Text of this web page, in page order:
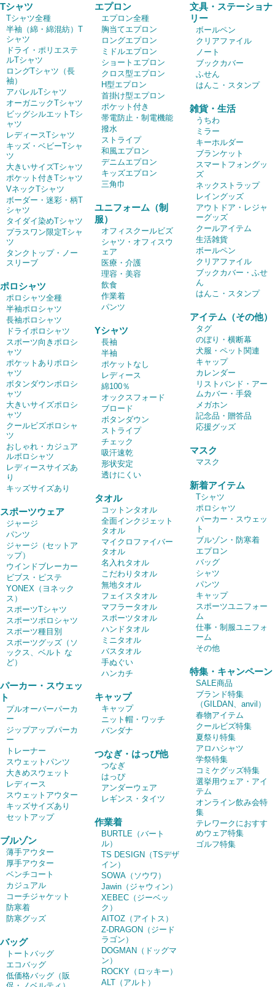
Tシャツ
Tシャツ全種
半袖（綿・綿混紡）T
シャツ
ドライ・ポリエステ
ルTシャツ
ロングTシャツ（長
袖）
アパレルTシャツ
オーガニックTシャツ
ビッグシルエットTシ
ャツ
レディースTシャツ
キッズ・ベビーTシャ
ツ
大きいサイズTシャツ
ポケット付きTシャツ
VネックTシャツ
ボーダー・迷彩・柄T
シャツ
タイダイ染めTシャツ
プラスワン限定Tシャ
ツ
タンクトップ・ノー
スリーブ
ポロシャツ
ポロシャツ全種
半袖ポロシャツ
長袖ポロシャツ
ドライポロシャツ
スポーツ向きポロシ
ャツ
ポケットありポロシ
ャツ
ボタンダウンポロシ
ャツ
大きいサイズポロシ
ャツ
クールビズポロシャ
ツ
おしゃれ・カジュア
ルポロシャツ
レディースサイズあ
り
キッズサイズあり
スポーツウェア
ジャージ
パンツ
ジャージ（セットア
ップ）
ウインドブレーカー
ビブス・ピステ
YONEX（ヨネック
ス）
スポーツTシャツ
スポーツポロシャツ
スポーツ種目別
スポーツグッズ（ソ
ックス、ベルト な
ど）
パーカー・スウェッ
ト
プルオーバーパーカ
ー
ジップアップパーカ
ー
トレーナー
スウェットパンツ
大きめスウェット
レディース
スウェットアウター
キッズサイズあり
セットアップ
ブルゾン
薄手アウター
厚手アウター
ベンチコート
カジュアル
コーチジャケット
防寒着
防寒グッズ
バッグ
トートバッグ
エコバッグ
低価格バッグ（販
エプロン
エプロン全種
胸当てエプロン
ロングエプロン
ミドルエプロン
ショートエプロン
クロス型エプロン
H型エプロン
首掛け型エプロン
ポケット付き
帯電防止・制電機能
撥水
ストライプ
和風エプロン
デニムエプロン
キッズエプロン
三角巾
ユニフォーム（制
服）
オフィスクールビズ
シャツ・オフィスウ
ェア
医療・介護
理容・美容
飲食
作業着
パンツ
Yシャツ
長袖
半袖
ポケットなし
レディース
綿100％
オックスフォード
ブロード
ボタンダウン
ストライプ
チェック
吸汗速乾
形状安定
透けにくい
タオル
コットンタオル
全面インクジェット
タオル
マイクロファイバー
タオル
名入れタオル
こだわりタオル
無地タオル
フェイスタオル
マフラータオル
スポーツタオル
ハンドタオル
ミニタオル
バスタオル
手ぬぐい
ハンカチ
キャップ
キャップ
ニット帽・ワッチ
バンダナ
つなぎ・はっぴ他
つなぎ
はっぴ
アンダーウェア
レギンス・タイツ
作業着
BURTLE（バート
ル）
TS DESIGN（TSデザ
イン）
SOWA（ソウワ）
Jawin（ジャウィン）
XEBEC（ジーベッ
ク）
AITOZ（アイトス）
Z-DRAGON（ジード
ラゴン）
DOGMAN（ドッグマ
ン）
ROCKY（ロッキー）
ALT（アルト）
文具・ステーショナ
リー
ボールペン
クリアファイル
ノート
ブックカバー
ふせん
はんこ・スタンプ
雑貨・生活
うちわ
ミラー
キーホルダー
ブランケット
スマートフォングッ
ズ
ネックストラップ
レイングッズ
アウトドア・レジャ
ーグッズ
クールアイテム
生活雑貨
ボールペン
クリアファイル
ブックカバー・ふせ
ん
はんこ・スタンプ
アイテム（その他）
タグ
のぼり・横断幕
犬服・ペット関連
キャップ
カレンダー
リストバンド・アー
ムカバー・手袋
メガホン
記念品・贈答品
応援グッズ
マスク
マスク
新着アイテム
Tシャツ
ポロシャツ
パーカー・スウェッ
ト
ブルゾン・防寒着
エプロン
バッグ
シャツ
パンツ
キャップ
スポーツユニフォー
ム
仕事・制服ユニフォ
ーム
その他
特集・キャンペーン
SALE商品
ブランド特集
（GILDAN、anvil）
春物アイテム
クールビズ特集
夏祭り特集
アロハシャツ
学祭特集
コミケグッズ特集
選挙用ウェア・アイ
テム
オンライン飲み会特
集
テレワークにおすす
めウェア特集
ゴルフ特集